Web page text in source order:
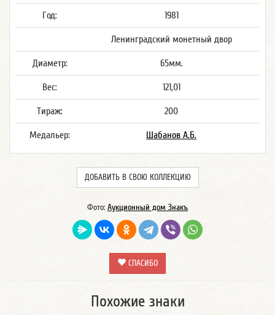
Год: 1981
Ленинградский монетный двор
Диаметр: 65мм.
Вес: 121,01
Тираж: 200
Медальер: Шабанов А.Б.
ДОБАВИТЬ В СВОЮ КОЛЛЕКЦИЮ
Фото: Аукционный дом Знакъ
СПАСИБО
Похожие знаки